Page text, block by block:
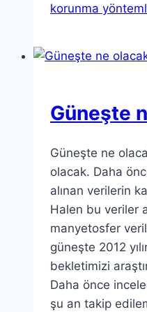
korunma
Güneşte
Güneşte ne
olacak. Daha
alınan verilerin
Halen bu veriler
manyetosfer
güneşte 2012
bekletimizi
Daha önce
şu an takip